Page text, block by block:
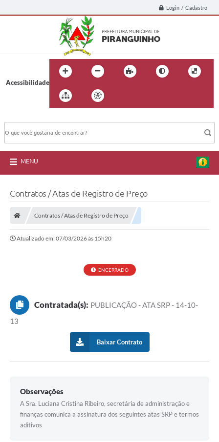
Login / Cadastro
Acessibilidade
MENU
Contratos / Atas de Registro de Preço
Contratos / Atas de Registro de Preço
Atualizado em: 07/03/2026 às 15h20
ENCERRADO
Contratada(s): PUBLICAÇÃO - ATA SRP - 14-10-
13
Baixar Contrato
Observações
A Sra. Luciana Cristina Ribeiro, secretária de administração e
finanças comunica a assinatura dos seguintes atas SRP e termos
aditivos